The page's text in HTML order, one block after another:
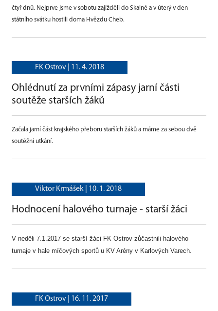
čtyř dnů. Nejprve jsme v sobotu zajížděli do Skalné a v úterý v den
státního svátku hostili doma Hvězdu Cheb.
FK Ostrov | 11. 4. 2018
Ohlédnutí za prvními zápasy jarní části
soutěže starších žáků
Začala jarní část krajského přeboru starších žáků a máme za sebou dvě
soutěžní utkání.
Viktor Krmášek | 10. 1. 2018
Hodnocení halového turnaje - starší žáci
V neděli 7.1.2017 se starší žáci FK Ostrov zůčastnili halového
turnaje v hale míčových sportů u KV Arény v Karlových Varech.
FK Ostrov | 16. 11. 2017